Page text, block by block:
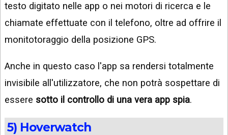
testo digitato nelle app o nei motori di ricerca e le
chiamate effettuate con il telefono, oltre ad offrire il
monitotoraggio della posizione GPS.
Anche in questo caso l'app sa rendersi totalmente
invisibile all'utilizzatore, che non potrà sospettare di
essere sotto il controllo di una vera app spia.
5) Hoverwatch